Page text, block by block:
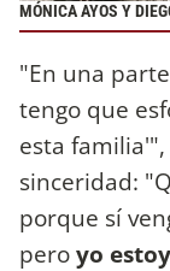
MÓNICA AYOS Y
"En una
tengo que
esta familia'",
sinceridad:
porque sí
peroyo